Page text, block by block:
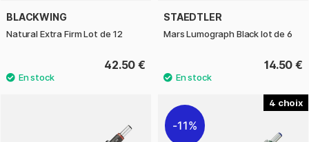
BLACKWING
Natural Extra Firm Lot de 12
42.50 €
STAEDTLER
Mars Lumograph Black lot de 6
14.50 €
4
11%